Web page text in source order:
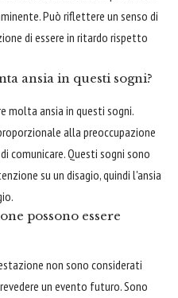
Può riflettere un senso di
di essere in ritardo rispetto
ansia in questi sogni?
molta ansia in questi sogni.
alla preoccupazione
comunicare. Questi sogni sono
su un disagio, quindi l'ansia
possono essere
non sono considerati
un evento futuro. Sono